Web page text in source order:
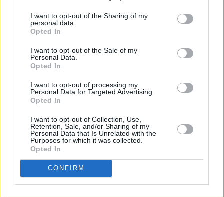
I want to opt-out of the Sharing of my
personal data.
Opted In
I want to opt-out of the Sale of my
Personal Data.
Opted In
I want to opt-out of processing my
Personal Data for Targeted Advertising.
Opted In
I want to opt-out of Collection, Use,
Retention, Sale, and/or Sharing of my
Personal Data that Is Unrelated with the
Purposes for which it was collected.
Opted In
CONFIRM
Som
svar
av
Emilie
bekreftet)
Husker ikke helt det, Emilie. Beklager, skal telle
neste gang:)
Som
på
av
Kristine
-
Det…
Kan jeg putte oppi litt sånn vaniljeekstrakt?🪷
Wenche - 04.11.2015 - 20:50
svar
Det blir ca 60 stykk :)
Svar